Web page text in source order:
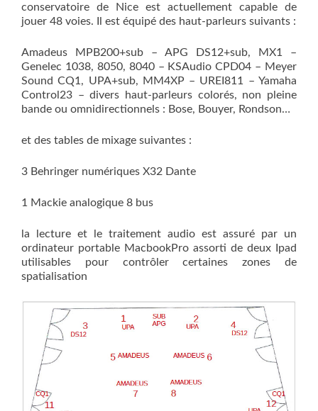
conservatoire de Nice est actuellement capable de
jouer 48 voies. Il est équipé des haut-parleurs suivants :
Amadeus MPB200+sub – APG DS12+sub, MX1 –
Genelec 1038, 8050, 8040 – KSAudio CPD04 – Meyer
Sound CQ1, UPA+sub, MM4XP – UREI811 – Yamaha
Control23 – divers haut-parleurs colorés, non pleine
bande ou omnidirectionnels : Bose, Bouyer, Rondson…
et des tables de mixage suivantes :
3 Behringer numériques X32 Dante
1 Mackie analogique 8 bus
la lecture et le traitement audio est assuré par un
ordinateur portable MacbookPro assorti de deux Ipad
utilisables pour contrôler certaines zones de
spatialisation